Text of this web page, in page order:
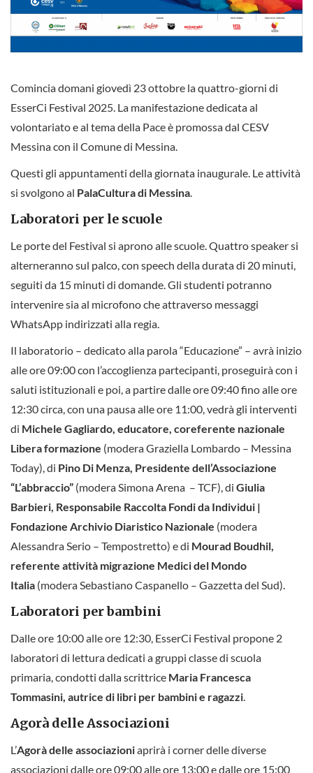
Comincia domani giovedì 23 ottobre la quattro-giorni di
EsserCi Festival 2025. La manifestazione dedicata al
volontariato e al tema della Pace è promossa dal CESV
Messina con il Comune di Messina.
Questi gli appuntamenti della giornata inaugurale. Le attività
si svolgono al PalaCultura di Messina.
Laboratori per le scuole
Le porte del Festival si aprono alle scuole. Quattro speaker si
alterneranno sul palco, con speech della durata di 20 minuti,
seguiti da 15 minuti di domande. Gli studenti potranno
intervenire sia al microfono che attraverso messaggi
WhatsApp indirizzati alla regia.
Il laboratorio – dedicato alla parola “Educazione” – avrà inizio
alle ore 09:00 con l’accoglienza partecipanti, proseguirà con i
saluti istituzionali e poi, a partire dalle ore 09:40 fino alle ore
12:30 circa, con una pausa alle ore 11:00, vedrà gli interventi
di Michele Gagliardo, educatore, coreferente nazionale
Libera formazione (modera Graziella Lombardo – Messina
Today), di Pino Di Menza, Presidente dell’Associazione
“L’abbraccio” (modera Simona Arena – TCF), di Giulia
Barbieri, Responsabile Raccolta Fondi da Individui |
Fondazione Archivio Diaristico Nazionale (modera
Alessandra Serio – Tempostretto) e di Mourad Boudhil,
referente attività migrazione Medici del Mondo
Italia (modera Sebastiano Caspanello – Gazzetta del Sud).
Laboratori per bambini
Dalle ore 10:00 alle ore 12:30, EsserCi Festival propone 2
laboratori di lettura dedicati a gruppi classe di scuola
primaria, condotti dalla scrittrice Maria Francesca
Tommasini, autrice di libri per bambini e ragazzi.
Agorà delle Associazioni
L’Agorà delle associazioniaprirà i corner delle diverse
associazioni dalle ore 09:00 alle ore 13:00 e dalle ore 15:00